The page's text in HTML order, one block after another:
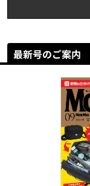
最新号のご案内